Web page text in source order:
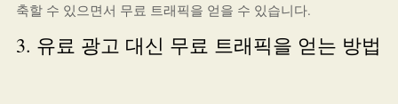
축할 수 있으면서 무료 트래픽을 얻을 수 있습니다.
3. 유료 광고 대신 무료 트래픽을 얻는 방법